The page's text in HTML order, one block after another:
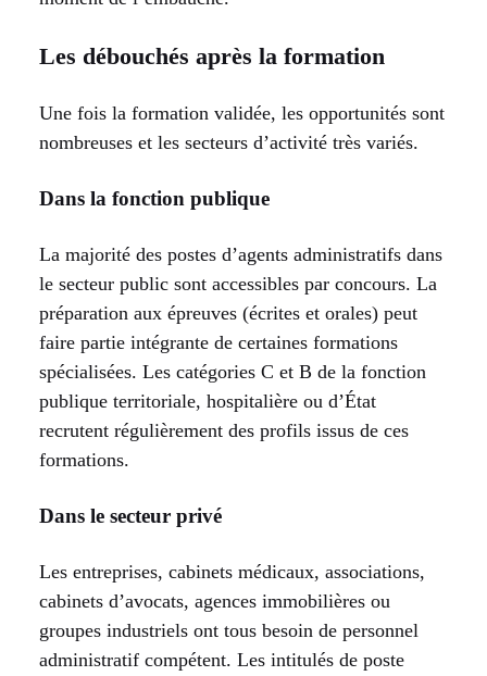
Les débouchés après la formation
Une fois la formation validée, les opportunités sont
nombreuses et les secteurs d’activité très variés.
Dans la fonction publique
La majorité des postes d’agents administratifs dans
le secteur public sont accessibles par concours. La
préparation aux épreuves (écrites et orales) peut
faire partie intégrante de certaines formations
spécialisées. Les catégories C et B de la fonction
publique territoriale, hospitalière ou d’État
recrutent régulièrement des profils issus de ces
formations.
Dans le secteur privé
Les entreprises, cabinets médicaux, associations,
cabinets d’avocats, agences immobilières ou
groupes industriels ont tous besoin de personnel
administratif compétent. Les intitulés de poste